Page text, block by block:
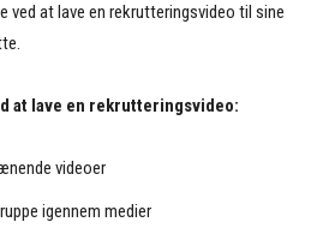
ved at lave en rekrutteringsvideo til sine
at lave en rekrutteringsvideo:
videoer
igennem medier